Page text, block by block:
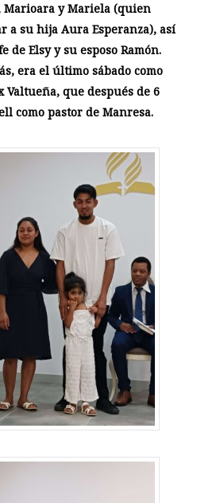
Marioara y Mariela (quien
a su hija Aura Esperanza), así
de Elsy y su esposo Ramón.
era el último sábado como
Valtueña, que después de 6
como pastor de Manresa.